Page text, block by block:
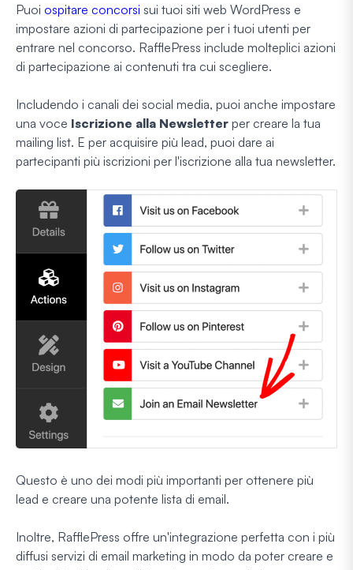
Puoi ospitare concorsi sui tuoi siti web WordPress e
impostare azioni di partecipazione per i tuoi utenti per
entrare nel concorso. RafflePress include molteplici azioni
di partecipazione ai contenuti tra cui scegliere.
Includendo i canali dei social media, puoi anche impostare
una voce Iscrizione alla Newsletter per creare la tua
mailing list. E per acquisire più lead, puoi dare ai
partecipanti più iscrizioni per l'iscrizione alla tua newsletter.
Questo è uno dei modi più importanti per ottenere più
lead e creare una potente lista di email.
Inoltre, RafflePress offre un'integrazione perfetta con i più
diffusi servizi di email marketing in modo da poter creare e